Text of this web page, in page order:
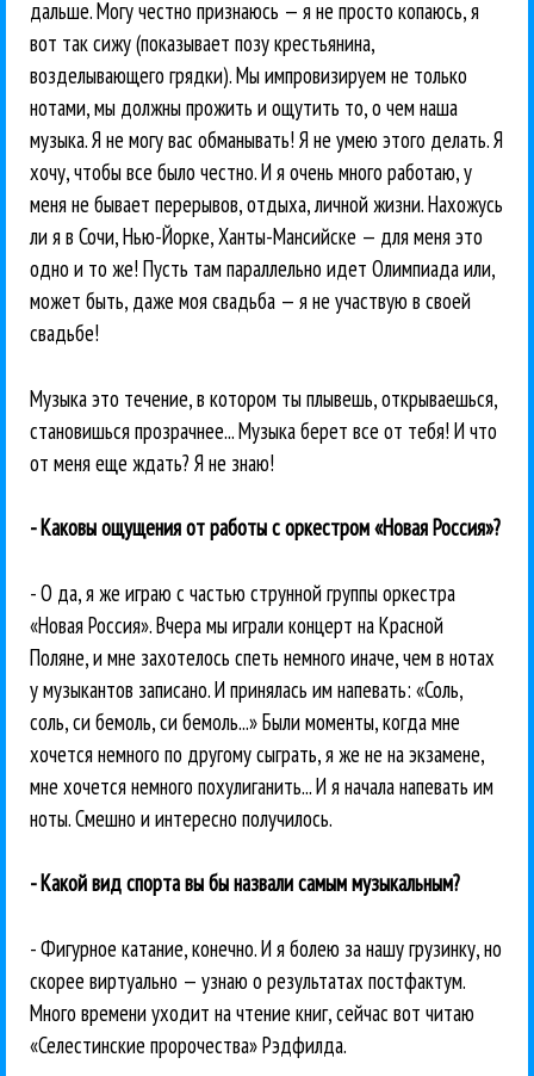
дальше. Могу честно признаюсь — я не просто копаюсь, я
вот так сижу (показывает позу крестьянина,
возделывающего грядки). Мы импровизируем не только
нотами, мы должны прожить и ощутить то, о чем наша
музыка. Я не могу вас обманывать! Я не умею этого делать. Я
хочу, чтобы все было честно. И я очень много работаю, у
меня не бывает перерывов, отдыха, личной жизни. Нахожусь
ли я в Сочи, Нью-Йорке, Ханты-Мансийске — для меня это
одно и то же! Пусть там параллельно идет Олимпиада или,
может быть, даже моя свадьба — я не участвую в своей
свадьбе!
Музыка это течение, в котором ты плывешь, открываешься,
становишься прозрачнее... Музыка берет все от тебя! И что
от меня еще ждать? Я не знаю!
- Каковы ощущения от работы с оркестром «Новая Россия»?
- О да, я же играю с частью струнной группы оркестра
«Новая Россия». Вчера мы играли концерт на Красной
Поляне, и мне захотелось спеть немного иначе, чем в нотах
у музыкантов записано. И принялась им напевать: «Соль,
соль, си бемоль, си бемоль...» Были моменты, когда мне
хочется немного по другому сыграть, я же не на экзамене,
мне хочется немного похулиганить... И я начала напевать им
ноты. Смешно и интересно получилось.
- Какой вид спорта вы бы назвали самым музыкальным?
- Фигурное катание, конечно. И я болею за нашу грузинку, но
скорее виртуально — узнаю о результатах постфактум.
Много времени уходит на чтение книг, сейчас вот читаю
«Селестинские пророчества» Рэдфилда.